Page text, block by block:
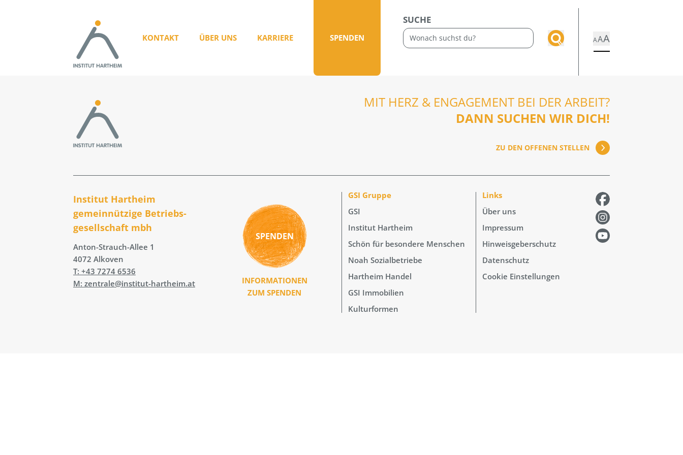
KONTAKT ÜBER UNS KARRIERE SPENDEN
SUCHE
AAA
MIT HERZ & ENGAGEMENT BEI DER ARBEIT?
DANN SUCHEN WIR DICH!
ZU DEN OFFENEN STELLEN
Institut Hartheim
gemeinnützige Betriebs­
gesellschaft mbh
Anton-Strauch-Allee 1
4072 Alkoven
T: +43 7274 6536
M: zentrale@institut-hartheim.at
SPENDEN
INFORMATIONEN
ZUM SPENDEN
GSI Gruppe
GSI
Institut Hartheim
Schön für besondere Menschen
Noah Sozialbetriebe
Hartheim Handel
GSI Immobilien
Kulturformen
Links
Über uns
Impressum
Hinweisgeberschutz
Datenschutz
Cookie Einstellungen